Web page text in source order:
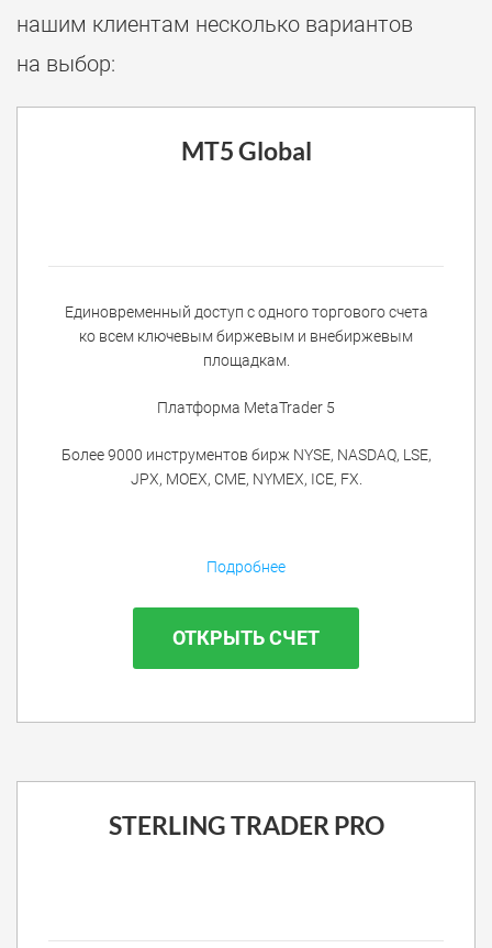
нашим клиентам несколько вариантов
на выбор:
MT5 Global
Единовременный доступ с одного торгового счета
ко всем ключевым биржевым и внебиржевым
площадкам.
Платформа MetaTrader 5
Более 9000 инструментов бирж NYSE, NASDAQ, LSE,
JPX, MOEX, CME, NYMEX, ICE, FX.
Подробнее
ОТКРЫТЬ СЧЕТ
STERLING TRADER PRO